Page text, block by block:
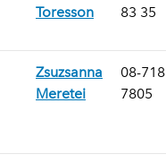
Toresson
83 35
Zsuzsanna
Meretei
08-718
7805